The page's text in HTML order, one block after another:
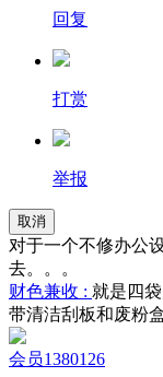
回复
打赏
举报
取消
对于一个不修办公
去。。。
财色兼收 : 就是四
带清洁刮板和废粉
会员1380126